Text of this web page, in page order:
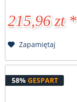
215,96 zt *
Zapamiętaj
58% GESPART